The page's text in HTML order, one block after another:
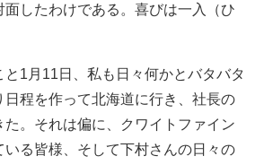
面したわけである。喜びは一入（ひ
1月11日、私も日々何かとバタバタ
日程を作って北海道に行き、社長の
。それは偏に、クワイトファイン
いる皆様、そして下村さんの日々の